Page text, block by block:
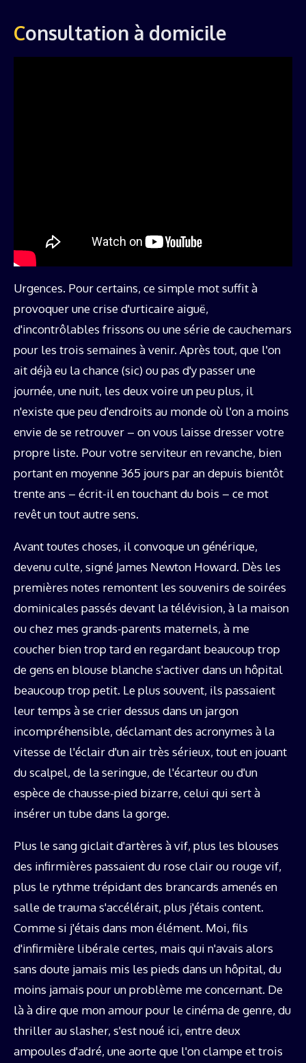
Consultation à domicile
Urgences. Pour certains, ce simple mot suffit à
provoquer une crise d'urticaire aiguë,
d'incontrôlables frissons ou une série de cauchemars
pour les trois semaines à venir. Après tout, que l'on
ait déjà eu la chance (sic) ou pas d'y passer une
journée, une nuit, les deux voire un peu plus, il
n'existe que peu d'endroits au monde où l'on a moins
envie de se retrouver – on vous laisse dresser votre
propre liste. Pour votre serviteur en revanche, bien
portant en moyenne 365 jours par an depuis bientôt
trente ans – écrit-il en touchant du bois – ce mot
revêt un tout autre sens.
Avant toutes choses, il convoque un générique,
devenu culte, signé James Newton Howard. Dès les
premières notes remontent les souvenirs de soirées
dominicales passés devant la télévision, à la maison
ou chez mes grands-parents maternels, à me
coucher bien trop tard en regardant beaucoup trop
de gens en blouse blanche s'activer dans un hôpital
beaucoup trop petit. Le plus souvent, ils passaient
leur temps à se crier dessus dans un jargon
incompréhensible, déclamant des acronymes à la
vitesse de l'éclair d'un air très sérieux, tout en jouant
du scalpel, de la seringue, de l'écarteur ou d'un
espèce de chausse-pied bizarre, celui qui sert à
insérer un tube dans la gorge.
Plus le sang giclait d'artères à vif, plus les blouses
des infirmières passaient du rose clair ou rouge vif,
plus le rythme trépidant des brancards amenés en
salle de trauma s'accélérait, plus j'étais content.
Comme si j'étais dans mon élément. Moi, fils
d'infirmière libérale certes, mais qui n'avais alors
sans doute jamais mis les pieds dans un hôpital, du
moins jamais pour un problème me concernant. De
là à dire que mon amour pour le cinéma de genre, du
thriller au slasher, s'est noué ici, entre deux
ampoules d'adré, une aorte que l'on clampe et trois